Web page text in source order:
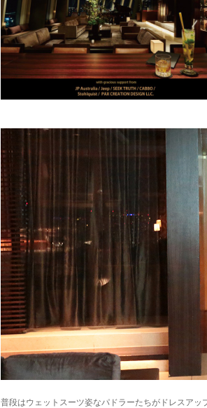
普段はウェットスーツ姿なパドラーたちがドレスア